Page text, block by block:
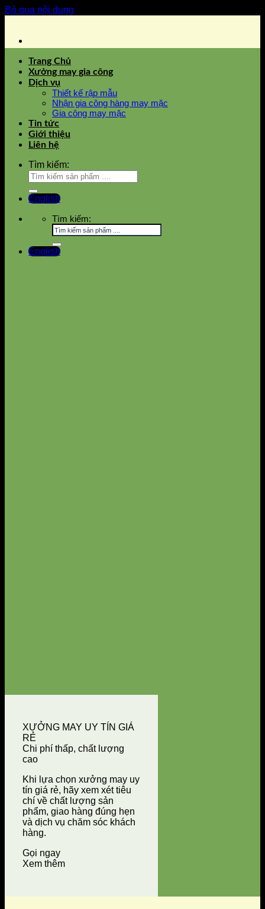
Bỏ qua nội dung
Trang Chủ
Xưởng may gia công
Dịch vụ
Thiết kế rập mẫu
Nhận gia công hàng may mặc
Gia công may mặc
Tin tức
Giới thiệu
Liên hệ
Tìm kiếm:
English
Tìm kiếm:
English
XƯỞNG MAY UY TÍN GIÁ
RẺ
Chi phí thấp, chất lượng
cao
Khi lựa chọn xưởng may uy
tín giá rẻ, hãy xem xét tiêu
chí về chất lượng sản
phẩm, giao hàng đúng hẹn
và dịch vụ chăm sóc khách
hàng.
Gọi ngay
Xem thêm